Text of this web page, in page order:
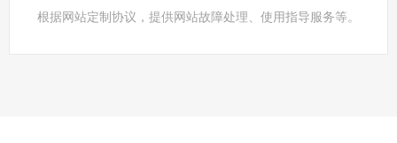
根据网站定制协议，提供网站故障处理、使用指导服务等。